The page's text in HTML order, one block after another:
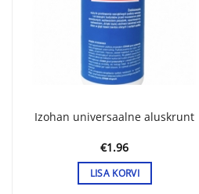
Izohan universaalne aluskrunt
€1.96
LISA KORVI